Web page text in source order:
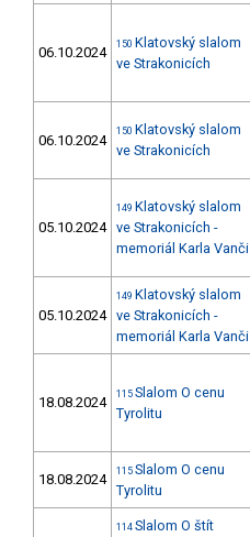
06.10.2024 150 Klatovský slalom
ve Strakonicích
06.10.2024
150 Klatovský slalom
ve Strakonicích
05.10.2024
149 Klatovský slalom
ve Strakonicích -
memoriál Karla Vanči
05.10.2024
149 Klatovský slalom
ve Strakonicích -
memoriál Karla Vanči
18.08.2024 115 Slalom O cenu
Tyrolitu
18.08.2024 115 Slalom O cenu
Tyrolitu
114 Slalom O štít